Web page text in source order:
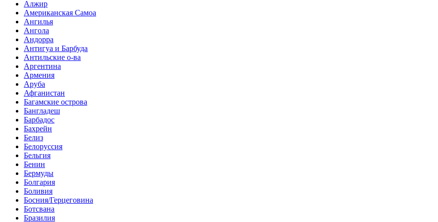
Алжир
Американская Самоа
Ангилья
Ангола
Андорра
Антигуа и Барбуда
Антильские о-ва
Аргентина
Армения
Аруба
Афганистан
Багамские острова
Бангладеш
Барбадос
Бахрейн
Белиз
Белоруссия
Бельгия
Бенин
Бермуды
Болгария
Боливия
Босния/Герцеговина
Ботсвана
Бразилия